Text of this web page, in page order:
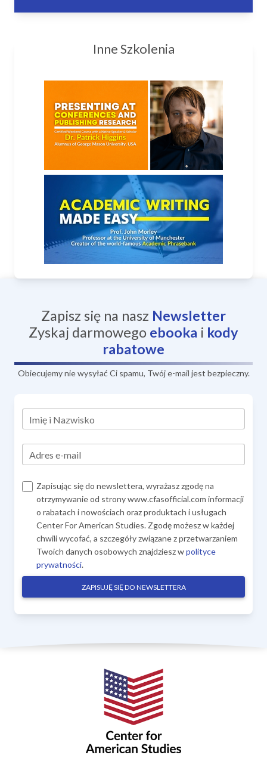
Inne Szkolenia
Zapisz się na nasz Newsletter
Zyskaj darmowego ebooka i kody
rabatowe
Obiecujemy nie wysyłać Ci spamu, Twój e-mail jest bezpieczny.
Imię i Nazwisko
Adres e-mail
Zapisując się do newslettera, wyrażasz zgodę na
otrzymywanie od strony www.cfasofficial.com informacji
o rabatach i nowościach oraz produktach i usługach
Center For American Studies. Zgodę możesz w każdej
chwili wycofać, a szczegóły związane z przetwarzaniem
Twoich danych osobowych znajdziesz wpolityce
prywatności.
ZAPISUJĘ SIĘ DO NEWSLETTERA